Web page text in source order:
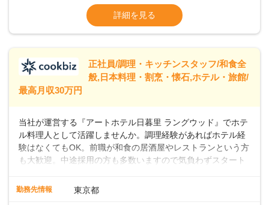
烹みなと」などがあります。 ◆POINT◇◇ワークライフバラ
ンスがとりやすい♪育休産休、介護休暇などの制度も整ってお
スデー休暇や永年勤続休暇などの制度もあります。
◎賞与／年2回（年2か月分支給）
※現在の給与・経験・スキルを考慮します
詳細を見る
正社員/調理・キッチンスタッフ/和食全
般,日本料理・割烹・懐石,ホテル・旅館/
最高月収30万円
当社が運営する『アートホテル日暮里 ラングウッド』でホテ
ル料理人として活躍しませんか。調理経験があればホテル経
験はなくてもOK。前職が和食の居酒屋やレストランという方
も大歓迎。中途採用の方も多数いますので気負わずスタート
も深さもグッと広がりますよ。 ◎仕事内容ホテル内のレスト
勤務先情報 東京都